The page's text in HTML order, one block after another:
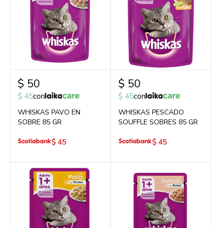
$ 50
$ 45con
WHISKAS PAVO EN
SOBRE 85 GR
$ 45
$ 50
$ 45con
WHISKAS PESCADO
SOUFFLE SOBRES 85 GR
$ 45